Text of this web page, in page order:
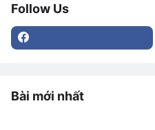
Follow Us
Bài mới nhất